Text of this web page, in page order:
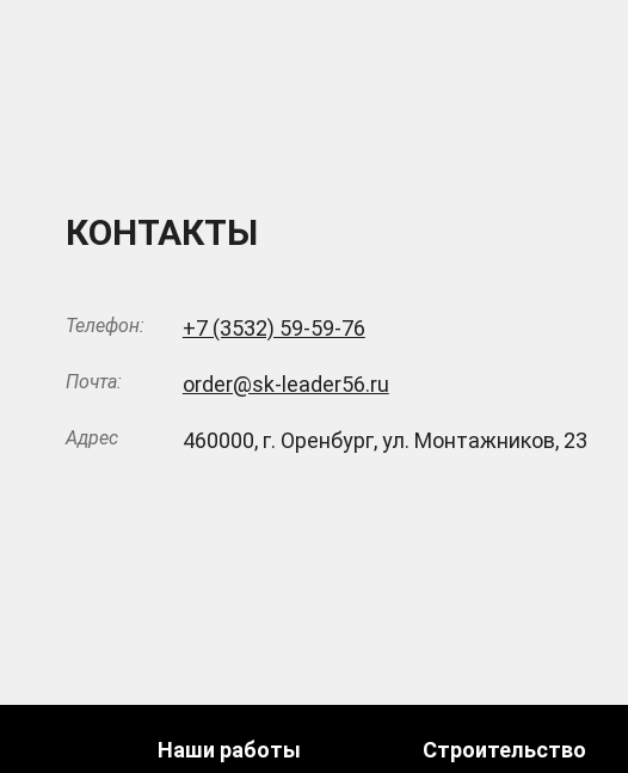
КОНТАКТЫ
Телефон: +7 (3532) 59-59-76
Почта: order@sk-leader56.ru
Адрес 460000, г. Оренбург,ул. Монтажников, 23
Наши работы Строительство